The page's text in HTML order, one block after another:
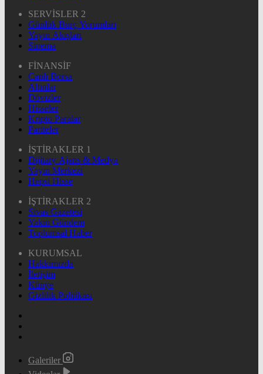
SERVİSLER 2
Günlük Burç Yorumları
Yayın Akışları
Sinema
FİNANSİF
Canlı Borsa
Altınlar
Dövizler
Hisseler
Kripto Paralar
Pariteler
İŞTİRAKLER 1
Dijitary Ajans & Medya
Yayın Merkezi
Hepsi Hisse
İŞTİRAKLER 2
Sivas Gazetesi
Yakın Gündem
Toplumsal Haber
KURUMSAL
Hakkımızda
İletişim
Künye
Gizlilik Politikası
Galeriler